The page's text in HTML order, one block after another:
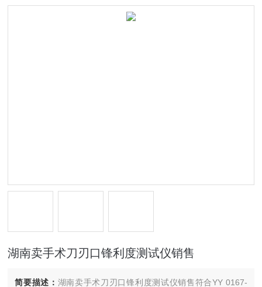
湖南卖手术刀刃口锋利度测试仪销售
简要描述： 湖南卖手术刀刃口锋利度测试仪销售符合YY 0167-